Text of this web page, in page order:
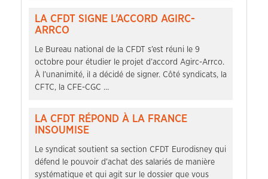
LA CFDT SIGNE L’ACCORD AGIRC-
ARRCO
Le Bureau national de la CFDT s’est réuni le 9
octobre pour étudier le projet d’accord Agirc-Arrco.
À l’unanimité, il a décidé de signer. Côté syndicats, la
CFTC, la CFE-CGC …
LA CFDT RÉPOND À LA FRANCE
INSOUMISE
Le syndicat soutient sa section CFDT Eurodisney qui
défend le pouvoir d’achat des salariés de manière
systématique et qui agit sur le dossier que vous